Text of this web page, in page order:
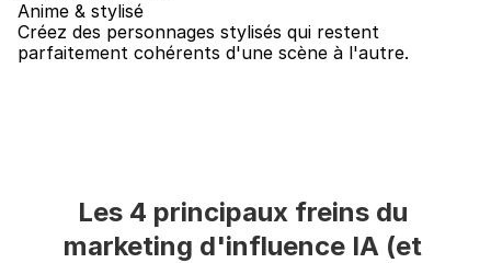
Anime & stylisé
Créez des personnages stylisés qui restent
parfaitement cohérents d'une scène à l'autre.
Les 4 principaux freins du
marketing d'influence IA (et